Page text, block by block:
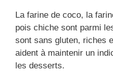
La farine de coco, la
pois chiche sont parmi
sont sans gluten, riches
aident à maintenir un
les desserts.